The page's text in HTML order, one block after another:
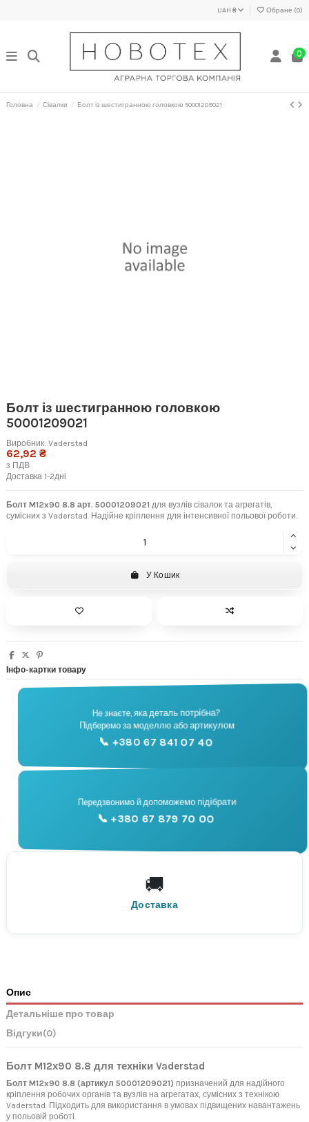
UAH ₴ Обране (0)
0
Головна Сівалки Болт із шестигранною головкою 50001209021
Болт із шестигранною головкою
50001209021
Виробник: Vaderstad
62,92 ₴
з ПДВ
Доставка 1-2дні
Болт M12x90 8.8 арт. 50001209021 для вузлів сівалок та агрегатів,
сумісних з Vaderstad. Надійне кріплення для інтенсивної польової роботи.
У Кошик
Інфо-картки товару
🔧
Підбір запчастин
Не знаєте, яка деталь потрібна?
Підберемо за моделлю або артикулом
📞 +380 67 841 07 40
📞
Консультація
Передзвонимо й допоможемо підібрати
📞 +380 67 879 70 00
🚚
Доставка
По всій Україні
Нова Пошта
Опис
Детальніше про товар
Відгуки(0)
Болт M12x90 8.8 для техніки Vaderstad
Болт M12x90 8.8 (артикул 50001209021) призначений для надійного
кріплення робочих органів та вузлів на агрегатах, сумісних з технікою
Vaderstad. Підходить для використання в умовах підвищених навантажень
у польовій роботі.